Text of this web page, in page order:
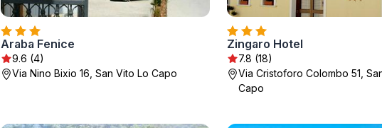
Araba Fenice
9.6 (4)
Via Nino Bixio 16, San Vito Lo Capo
Zingaro Hotel
7.8 (18)
Via Cristoforo Colombo 51,
Capo